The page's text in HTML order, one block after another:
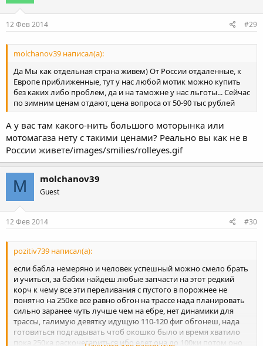
12 Фев 2014 #29
molchanov39 написал(а):
Да Мы как отдельная страна живем) От России отдаленные, к
Европе приближенные, тут у нас любой мотик можно купить
без каких либо проблем, да и на таможне у нас льготы... Сейчас
по зимним ценам отдают, цена вопроса от 50-90 тыс рублей
А у вас там какого-нить большого моторынка или
мотомагаза нету с такими ценами? Реально вы как не в
России живете/images/smilies/rolleyes.gif
M molchanov39
Guest
12 Фев 2014 #30
pozitiv739 написал(а):
если бабла немеряно и человек успешный можно смело брать
и учиться, за бабки найдеш любые запчасти на этот редкий
корч к чему все эти переливания с пустого в порожнее не
понятно на 250ке все равно обгон на трассе нада планировать
сильно заранее чуть лучше чем на ебре, нет динамики для
трассы, галимую девятку идущую 110-120 фиг обгонеш, нада
готовиться подгадывать чтоб окошко было и время хватило
пока 250ка раскочегариться ибо едет она до 100ки потом оно